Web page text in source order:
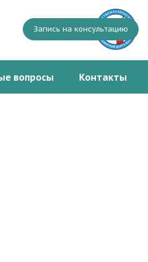
Запись на консультацию
вопросы Контакты